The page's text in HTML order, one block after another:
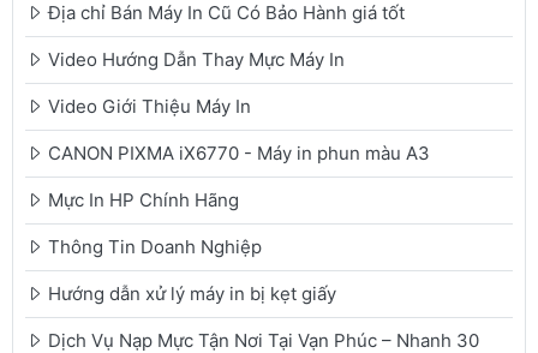
Địa chỉ Bán Máy In Cũ Có Bảo Hành giá tốt
Video Hướng Dẫn Thay Mực Máy In
Video Giới Thiệu Máy In
CANON PIXMA iX6770 - Máy in phun màu A3
Mực In HP Chính Hãng
Thông Tin Doanh Nghiệp
Hướng dẫn xử lý máy in bị kẹt giấy
Dịch Vụ Nạp Mực Tận Nơi Tại Vạn Phúc – Nhanh 30